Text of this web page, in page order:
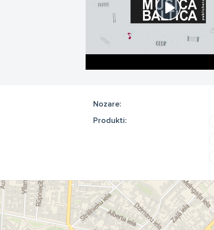
Nozare:
Produkti: